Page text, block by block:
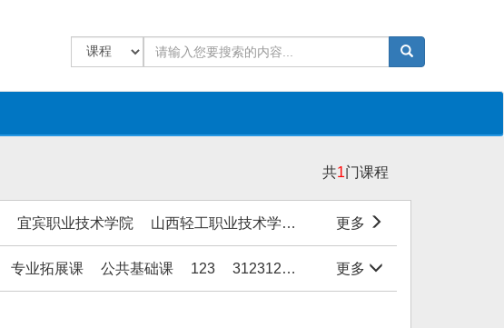
共1门课程
宜宾职业技术学院 山西轻工职业技术学院 洛阳职业技术学院
更多
专业拓展课 公共基础课 123 31231231 1111更多